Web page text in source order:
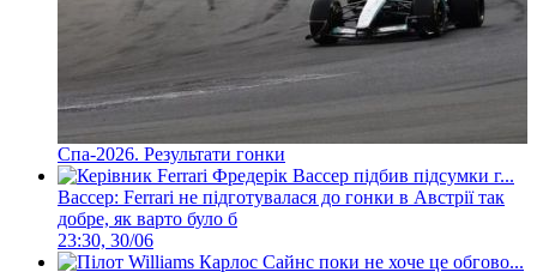
Спа-2026. Результати гонки
Вассер: Ferrari не підготувалася до гонки в Австрії так
добре, як варто було б
23:30, 30/06